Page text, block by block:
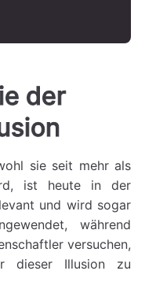
der
sie seit mehr als
ist heute in der
und wird sogar
während
versuchen,
dieser Illusion zu